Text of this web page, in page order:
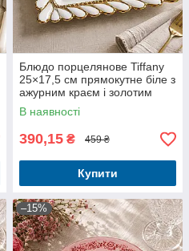
Блюдо порцелянове Tiffany
25×17,5 см прямокутне біле з
ажурним краєм і золотим
декором
В наявності
390,15 ₴ 459 ₴
Купити
–15%